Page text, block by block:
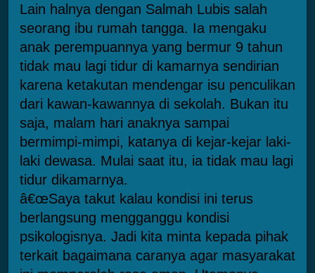
Lain halnya dengan Salmah Lubis salah
seorang ibu rumah tangga. Ia mengaku
anak perempuannya yang bermur 9 tahun
tidak mau lagi tidur di kamarnya sendirian
karena ketakutan mendengar isu penculikan
dari kawan-kawannya di sekolah. Bukan itu
saja, malam hari anaknya sampai
bermimpi-mimpi, katanya di kejar-kejar laki-
laki dewasa. Mulai saat itu, ia tidak mau lagi
tidur dikamarnya.
â€œSaya takut kalau kondisi ini terus
berlangsung mengganggu kondisi
psikologisnya. Jadi kita minta kepada pihak
terkait bagaimana caranya agar masyarakat